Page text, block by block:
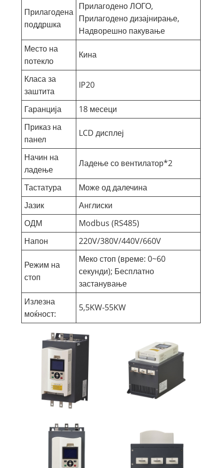
Прилагодена
поддршка
Прилагодено ЛОГО,
Прилагодено дизајнирање,
Надворешно пакување
Место на
потекло
Кина
Класа за
заштита
IP20
Гаранција
18 месеци
Приказ на
панел
LCD дисплеј
Начин на
ладење
Ладење со вентилатор*2
Тастатура
Може од далечина
Јазик
Англиски
ОДМ
Modbus (RS485)
Напон
220V/380V/440V/660V
Режим на
стоп
Меко стоп (време: 0~60
секунди); Бесплатно
застанување
Излезна
моќност:
5,5KW-55KW